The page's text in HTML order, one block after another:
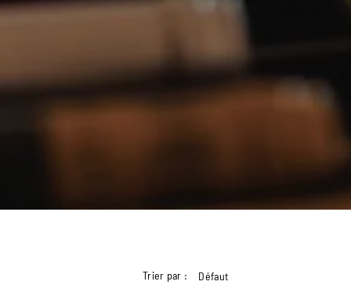
Trier par : Défaut